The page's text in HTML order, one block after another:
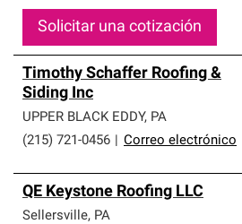
Solicitar una cotización
Timothy Schaffer Roofing &
Siding Inc
UPPER BLACK EDDY, PA
(215) 721-0456
Correo electrónico
QE Keystone Roofing LLC
Sellersville, PA